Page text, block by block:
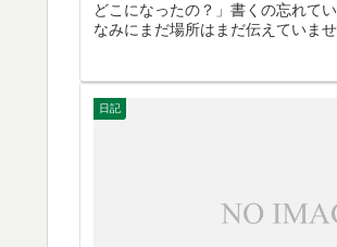
どこになったの？」書くの忘れて
なみにまだ場所はまだ伝えていませ
日記